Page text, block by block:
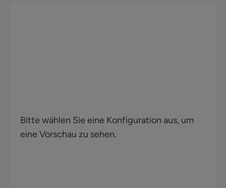
Bitte wählen Sie eine Konfiguration aus, um
eine Vorschau zu sehen.